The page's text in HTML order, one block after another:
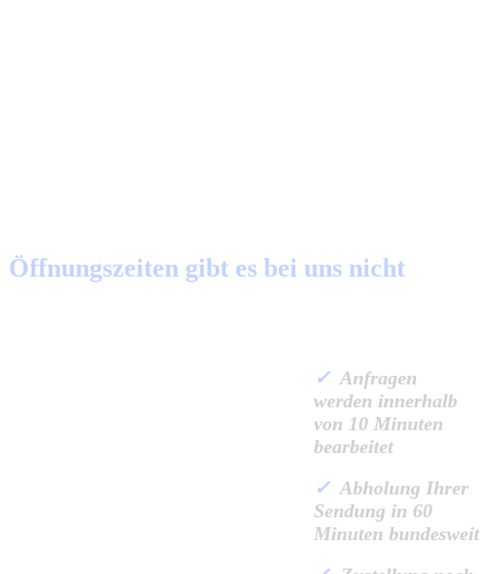
Öffnungszeiten gibt es bei uns nicht
✓Anfragen
werden innerhalb
von 10 Minuten
bearbeitet
✓Abholung Ihrer
Sendung in 60
Minuten bundesweit